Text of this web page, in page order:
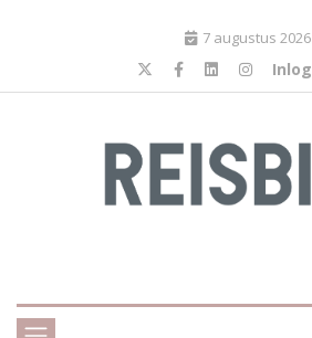
7 augustus 2026